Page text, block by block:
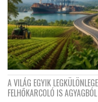
A VILÁG EGYIK
FELHŐKARCOLÓ IS